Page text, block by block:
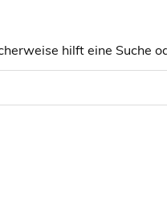
hilft eine Suche